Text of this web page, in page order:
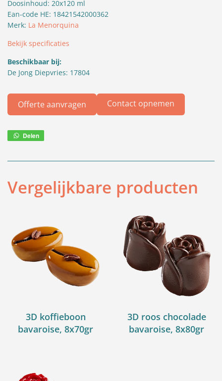
Doosinhoud: 20x120 ml
Ean-code HE: 18421542000362
Merk: La Menorquina
Bekijk specificaties
Beschikbaar bij:
De Jong Diepvries: 17804
Offerte aanvragen Contact opnemen
Delen
Vergelijkbare producten
3D koffieboon
bavaroise, 8x70gr
3D roos chocolade
bavaroise, 8x80gr